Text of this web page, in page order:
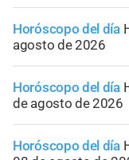
Horóscopo del día
agosto de 2026
Horóscopo del día
de agosto de 2026
Horóscopo del día